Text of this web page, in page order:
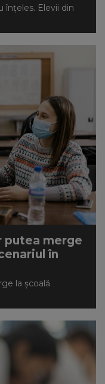
înțeles. Elevii din
putea merge
în
la școală